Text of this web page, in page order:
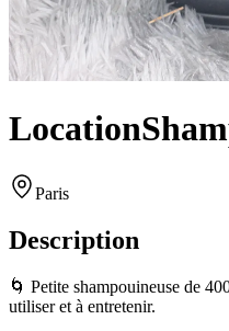
Location
Paris
Description
🌀 Petite shampouineuse de
utiliser et à entretenir.